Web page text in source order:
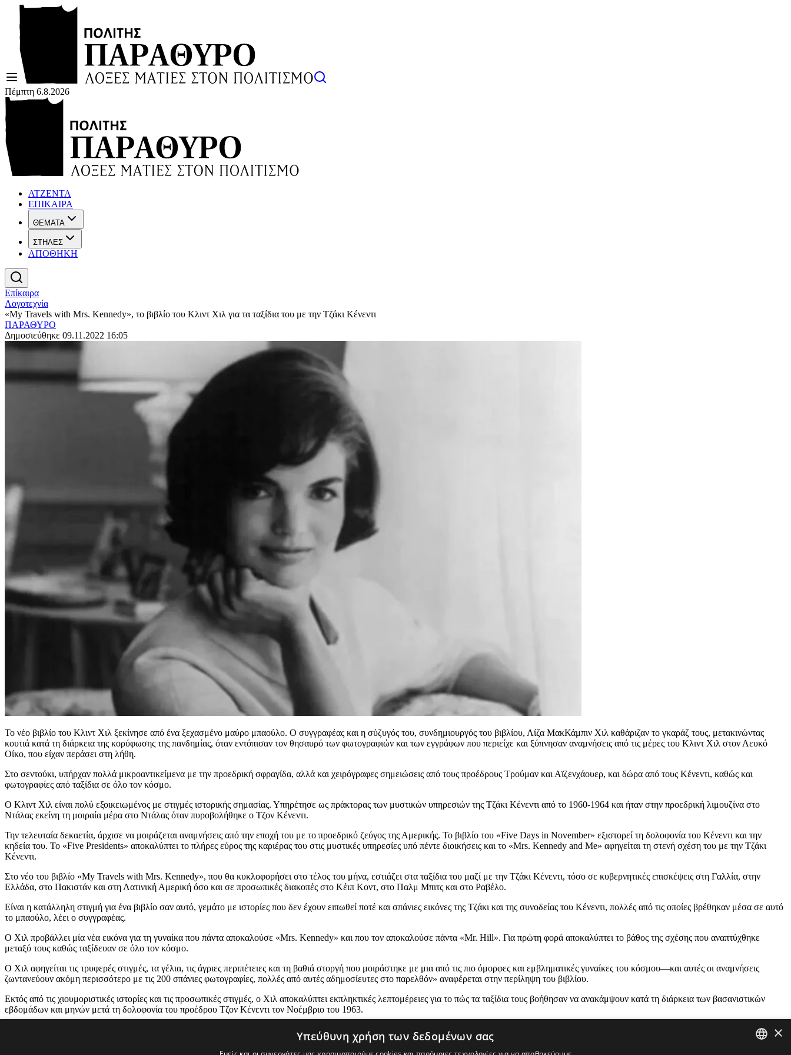
Πέμπτη 6.8.2026
ΑΤΖΕΝΤΑ
ΕΠΙΚΑΙΡΑ
ΘΕΜΑΤΑ
ΣΤΗΛΕΣ
ΑΠΟΘΗΚΗ
Επίκαιρα
Λογοτεχνία
«My Travels with Mrs. Kennedy», το βιβλίο του Κλιντ Χιλ για τα ταξίδια του με την Τζάκι Κένεντι
ΠΑΡΑΘΥΡΟ
Δημοσιεύθηκε 09.11.2022 16:05
Το νέο βιβλίο του Κλιντ Χιλ ξεκίνησε από ένα ξεχασμένο μαύρο μπαούλο. Ο συγγραφέας και η σύζυγός του, συνδημιουργός του βιβλίου, Λίζα ΜακΚάμπιν Χιλ καθάριζαν το γκαράζ τους, μετακινώντας
κουτιά κατά τη διάρκεια της κορύφωσης της πανδημίας, όταν εντόπισαν τον θησαυρό των φωτογραφιών και των εγγράφων που περιείχε και ξύπνησαν αναμνήσεις από τις μέρες του Κλιντ Χιλ στον Λευκό
Οίκο, που είχαν περάσει στη λήθη.
Στο σεντούκι, υπήρχαν πολλά μικροαντικείμενα με την προεδρική σφραγίδα, αλλά και χειρόγραφες σημειώσεις από τους προέδρους Τρούμαν και Αϊζενχάουερ, και δώρα από τους Κένεντι, καθώς και
φωτογραφίες από ταξίδια σε όλο τον κόσμο.
Ο Κλιντ Χιλ είναι πολύ εξοικειωμένος με στιγμές ιστορικής σημασίας. Υπηρέτησε ως πράκτορας των μυστικών υπηρεσιών της Τζάκι Κένεντι από το 1960-1964 και ήταν στην προεδρική λιμουζίνα στο
Ντάλας εκείνη τη μοιραία μέρα στο Ντάλας όταν πυροβολήθηκε ο Τζον Κένεντι.
Την τελευταία δεκαετία, άρχισε να μοιράζεται αναμνήσεις από την εποχή του με το προεδρικό ζεύγος της Αμερικής. Το βιβλίο του «Five Days in November» εξιστορεί τη δολοφονία του Κένεντι και την
κηδεία του. Το «Five Presidents» αποκαλύπτει το πλήρες εύρος της καριέρας του στις μυστικές υπηρεσίες υπό πέντε διοικήσεις και το «Mrs. Kennedy and Me» αφηγείται τη στενή σχέση του με την Τζάκι
Κένεντι.
Στο νέο του βιβλίο «My Travels with Mrs. Kennedy», που θα κυκλοφορήσει στο τέλος του μήνα, εστιάζει στα ταξίδια του μαζί με την Τζάκι Κένεντι, τόσο σε κυβερνητικές επισκέψεις στη Γαλλία, στην
Ελλάδα, στο Πακιστάν και στη Λατινική Αμερική όσο και σε προσωπικές διακοπές στο Κέιπ Κοντ, στο Παλμ Μπιτς και στο Ραβέλο.
Είναι η κατάλληλη στιγμή για ένα βιβλίο σαν αυτό, γεμάτο με ιστορίες που δεν έχουν ειπωθεί ποτέ και σπάνιες εικόνες της Τζάκι και της συνοδείας του Κένεντι, πολλές από τις οποίες βρέθηκαν μέσα σε αυτό
το μπαούλο, λέει ο συγγραφέας.
Ο Χιλ προβάλλει μία νέα εικόνα για τη γυναίκα που πάντα αποκαλούσε «Mrs. Kennedy» και που τον αποκαλούσε πάντα «Mr. Hill». Για πρώτη φορά αποκαλύπτει το βάθος της σχέσης που αναπτύχθηκε
μεταξύ τους καθώς ταξίδευαν σε όλο τον κόσμο.
Ο Χιλ αφηγείται τις τρυφερές στιγμές, τα γέλια, τις άγριες περιπέτειες και τη βαθιά στοργή που μοιράστηκε με μια από τις πιο όμορφες και εμβληματικές γυναίκες του κόσμου—και αυτές οι αναμνήσεις
ζωντανεύουν ακόμη περισσότερο με τις 200 σπάνιες φωτογραφίες, πολλές από αυτές αδημοσίευτες στο παρελθόν» αναφέρεται στην περίληψη του βιβλίου.
Εκτός από τις χιουμοριστικές ιστορίες και τις προσωπικές στιγμές, ο Χιλ αποκαλύπτει εκπληκτικές λεπτομέρειες για το πώς τα ταξίδια τους βοήθησαν να ανακάμψουν κατά τη διάρκεια των βασανιστικών
εβδομάδων και μηνών μετά τη δολοφονία του προέδρου Τζον Κένεντι τον Νοέμβριο του 1963.
Το βιβλίο «My Travels with Mrs. Kennedy» θα κυκλοφορήσει στις 24 Νοεμβρίου από τον Simon & Schuster Audio.
×
Υπεύθυνη χρήση των δεδομένων σας